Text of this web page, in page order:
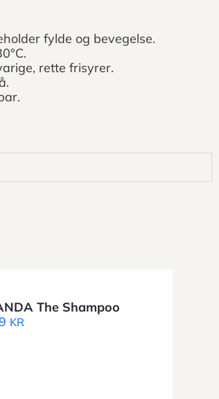
fylde og bevegelse.
rette frisyrer.
The Shampoo
KR